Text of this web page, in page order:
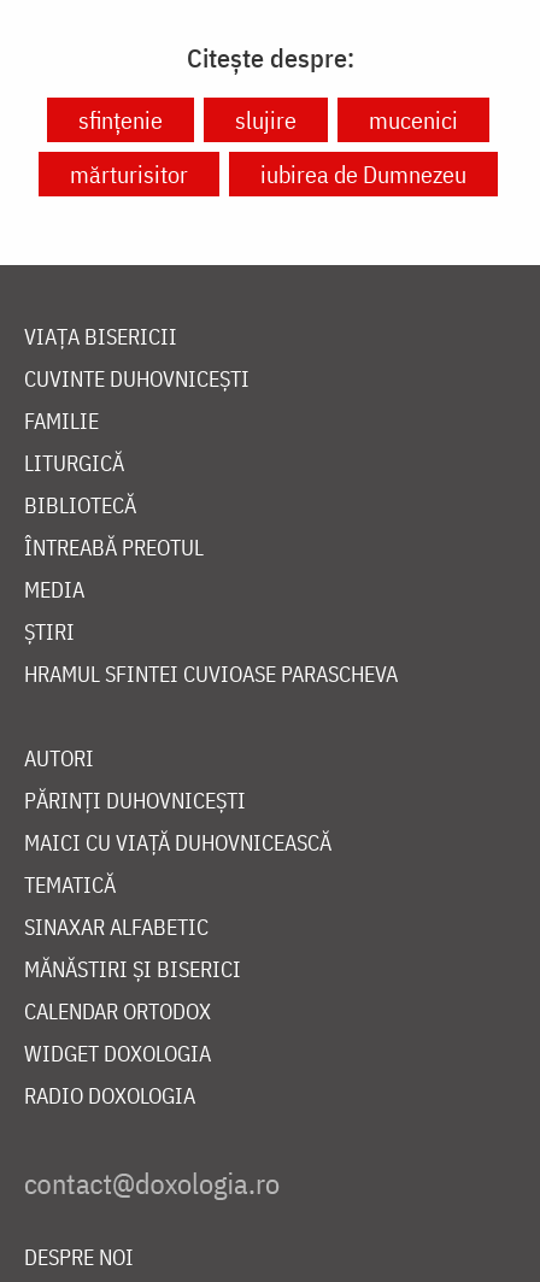
Citește despre:
sfințenie slujire
mucenici
mărturisitor
iubirea de Dumnezeu
VIAȚA BISERICII
CUVINTE DUHOVNICEȘTI
FAMILIE
LITURGICĂ
BIBLIOTECĂ
ÎNTREABĂ PREOTUL
MEDIA
ȘTIRI
HRAMUL SFINTEI CUVIOASE PARASCHEVA
AUTORI
PĂRINȚI DUHOVNICEȘTI
MAICI CU VIAȚĂ DUHOVNICEASCĂ
TEMATICĂ
SINAXAR ALFABETIC
MĂNĂSTIRI ȘI BISERICI
CALENDAR ORTODOX
WIDGET DOXOLOGIA
RADIO DOXOLOGIA
DESPRE NOI